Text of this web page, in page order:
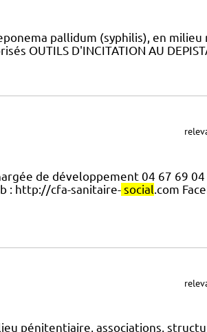
pallidum (syphilis), en milieu
OUTILS D'INCITATION AU
de développement 04 67 69
: http://cfa-sanitaire- social.com
pénitentiaire, associations,